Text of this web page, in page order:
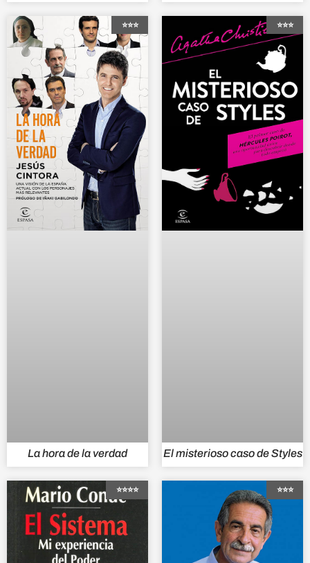
⭐⭐⭐
La hora de la verdad
⭐⭐⭐
El misterioso caso de Styles
⭐⭐⭐⭐ ⭐⭐⭐